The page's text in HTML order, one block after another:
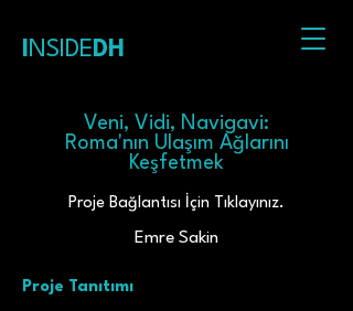
NSIDE DH
Veni, Vidi, Navigavi:
Roma'nın Ulaşım Ağlarını
Keşfetmek
Proje Bağlantısı İçin Tıklayınız.
Emre Sakin
Proje Tanıtımı